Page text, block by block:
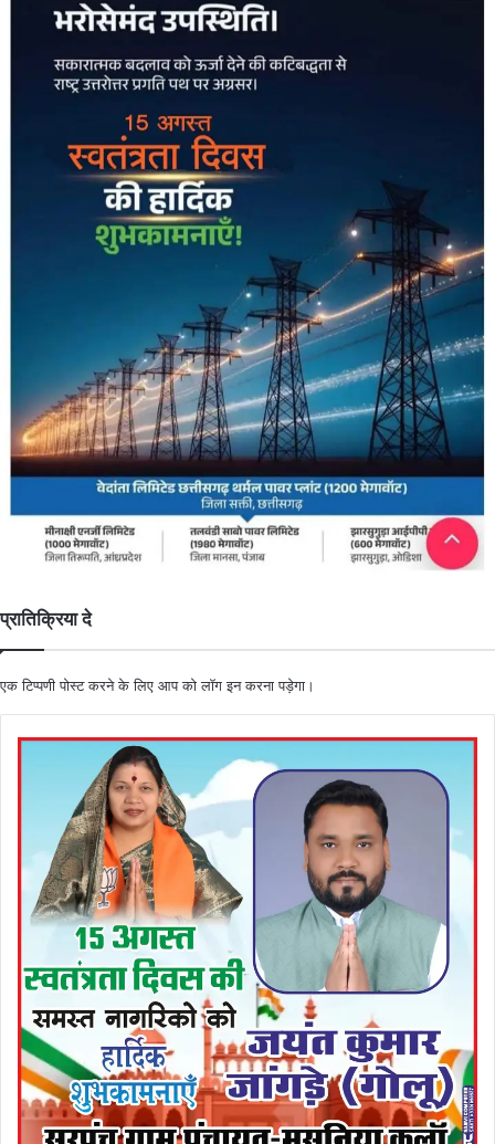
प्रातिक्रिया दे
एक टिप्पणी पोस्ट करने के लिए आप कोलॉग इनकरना पड़ेगा।